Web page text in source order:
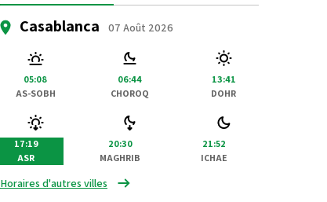
Casablanca 07 Août 2026
05:08
AS-SOBH
06:44
CHOROQ
13:41
DOHR
17:19
ASR
20:30
MAGHRIB
21:52
ICHAE
Horaires d'autres villes